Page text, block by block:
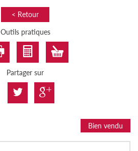
< Retour
Outils pratiques
Partager sur
Bien vendu